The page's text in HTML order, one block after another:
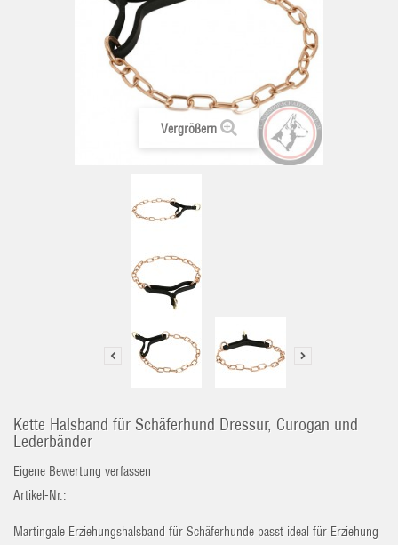
Vergrößern
Kette Halsband für Schäferhund Dressur, Curogan und
Lederbänder
Eigene Bewertung verfassen
Artikel-Nr.:
Martingale Erziehungshalsband für Schäferhunde passt ideal für Erziehung